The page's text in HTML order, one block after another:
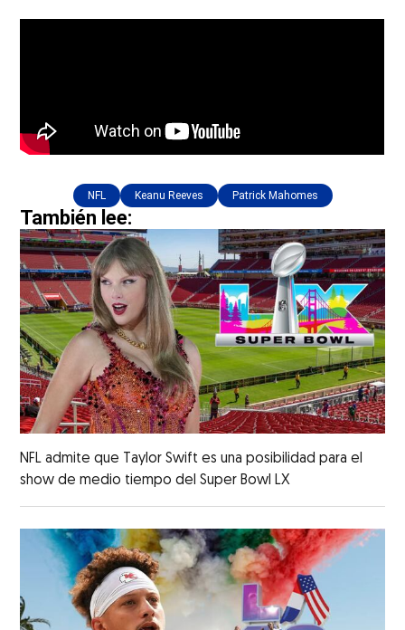
NFL Keanu Reeves Patrick Mahomes
También lee:
NFL admite que Taylor Swift es una posibilidad para el
show de medio tiempo del Super Bowl LX